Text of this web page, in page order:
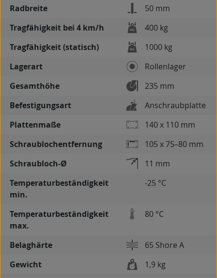
Radbreite
50 mm
Tragfähigkeit bei 4 km/h
400 kg
Tragfähigkeit (statisch)
1000 kg
Lagerart
Rollenlager
Gesamthöhe
235 mm
Befestigungsart
Anschraubplatte
Plattenmaße
140 x 110 mm
Schraublochentfernung
105 x 75–80 mm
Schraubloch-Ø
11 mm
Temperaturbeständigkeit
min.
-25 °C
Temperaturbeständigkeit
max.
80 °C
Belaghärte
65 Shore A
Gewicht
1,9 kg